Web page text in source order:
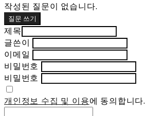
작성된 질문이 없습니다.
질문 쓰기
제목
글쓴이
이메일
비밀번호
비밀번호
개인정보 수집 및 이용에 동의합니다.